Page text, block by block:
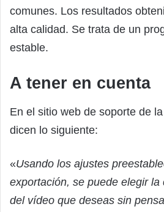
comunes. Los resultados
alta calidad. Se trata de un
estable.
A tener en cuenta
En el sitio web de soporte de
dicen lo siguiente:
«Usando los ajustes
exportación, se puede elegir
del vídeo que deseas sin